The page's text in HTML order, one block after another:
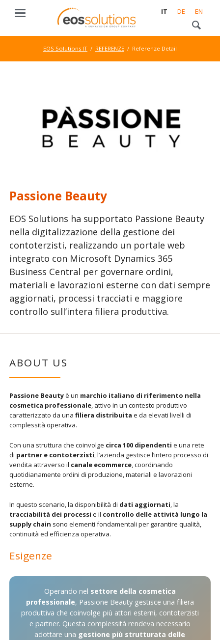
IT DE EN
EOS Solutions IT REFERENZE Referenze Detail
Passione Beauty
EOS Solutions ha supportato Passione Beauty
nella digitalizzazione della gestione dei
contoterzisti, realizzando un portale web
integrato con Microsoft Dynamics 365
Business Central per governare ordini,
materiali e lavorazioni esterne con dati sempre
aggiornati, processi tracciati e maggiore
controllo sull’intera filiera produttiva.
ABOUT US
Passione Beautyè un marchio italiano di riferimento nella
cosmetica professionale, attivo in un contesto produttivo
caratterizzato da una filiera distribuita e da elevati livelli di
complessità operativa.
Con una struttura che coinvolge circa 100 dipendenti e una rete
di partner e contoterzisti, l’azienda gestisce l’intero processo di
vendita attraverso il canale ecommerce, coordinando
quotidianamente ordini di produzione, materiali e lavorazioni
esterne.
In questo scenario, la disponibilità di dati aggiornati, la
tracciabilità dei processi e il controllo delle attività lungo la
supply chain sono elementi fondamentali per garantire qualità,
continuità ed efficienza operativa.
Esigenze
Operando nel settore della cosmetica
professionale, Passione Beauty gestisce una filiera
produttiva che coinvolge più attori esterni, contoterzisti
e partner. Questa complessità rendeva necessario
adottare una gestione più strutturata delle